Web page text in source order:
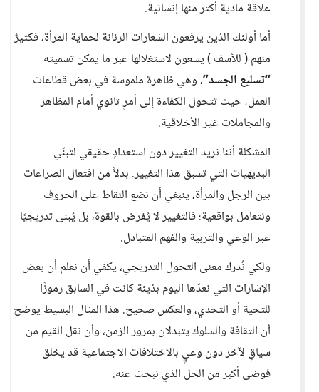
علاقة مادية أكثر منها إنسانية.
أما أولئك الذين يرفعون الشعارات الرنانة لحماية المرأة، فكثيرٌ
منهم ( للأسف ) يسعون لاستغلالها عبر ما يمكن تسميته
“تسليع الجسد”، وهي ظاهرة ملموسة في بعض قطاعات
العمل، حيث تتحول الكفاءة إلى أمرٍ ثانوي أمام المظاهر
والمجاملات غير الأخلاقية.
المشكلة أننا نريد التغيير دون استعدادٍ حقيقي لتبنّي
البديهيات التي تسبق هذا التغيير. بدلاً من افتعال الصراعات
بين الرجل والمرأة، ينبغي أن نضع النقاط على الحروف
ونتعامل بواقعية؛ فالتغيير لا يُفرض بالقوة، بل يُبنى تدريجيًا
عبر الوعي والتربية والفهم المتبادل.
ولكي نُدرك معنى التحول التدريجي، يكفي أن نعلم أن بعض
الإشارات التي نعدّها اليوم بذيئة كانت في السابق رموزًا
للتحية أو التحدي، والعكس صحيح. هذا المثال البسيط يوضح
أن الثقافة والسلوك يتبدلان بمرور الزمن، وأن نقل القيم من
سياقٍ لآخر دون وعيٍ بالاختلافات الاجتماعية قد يخلق
فوضى أكبر من الحل الذي نبحث عنه.